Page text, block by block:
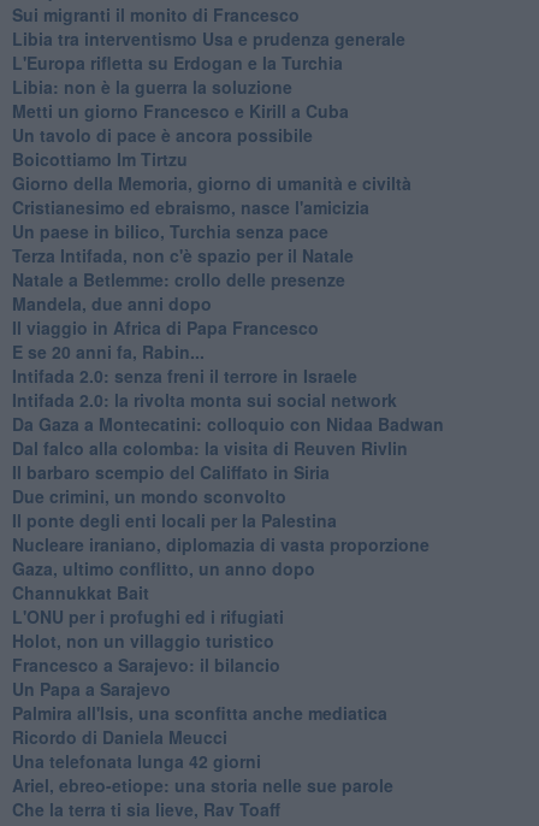
Sui migranti il monito di Francesco
Libia tra interventismo Usa e prudenza generale
L'Europa rifletta su Erdogan e la Turchia
Libia: non è la guerra la soluzione
Metti un giorno Francesco e Kirill a Cuba
Un tavolo di pace è ancora possibile
Boicottiamo Im Tirtzu
Giorno della Memoria, giorno di umanità e civiltà
Cristianesimo ed ebraismo, nasce l'amicizia
Un paese in bilico, Turchia senza pace
Terza Intifada, non c'è spazio per il Natale
Natale a Betlemme: crollo delle presenze
Mandela, due anni dopo
Il viaggio in Africa di Papa Francesco
E se 20 anni fa, Rabin...
Intifada 2.0: senza freni il terrore in Israele
Intifada 2.0: la rivolta monta sui social network
Da Gaza a Montecatini: colloquio con Nidaa Badwan
Dal falco alla colomba: la visita di Reuven Rivlin
Il barbaro scempio del Califfato in Siria
Due crimini, un mondo sconvolto
Il ponte degli enti locali per la Palestina
Nucleare iraniano, diplomazia di vasta proporzione
Gaza, ultimo conflitto, un anno dopo
Channukkat Bait
L'ONU per i profughi ed i rifugiati
Holot, non un villaggio turistico
Francesco a Sarajevo: il bilancio
Un Papa a Sarajevo
Palmira all'Isis, una sconfitta anche mediatica
Ricordo di Daniela Meucci
​Una telefonata lunga 42 giorni
​Ariel, ebreo-etiope: una storia nelle sue parole
Che la terra ti sia lieve, Rav Toaff